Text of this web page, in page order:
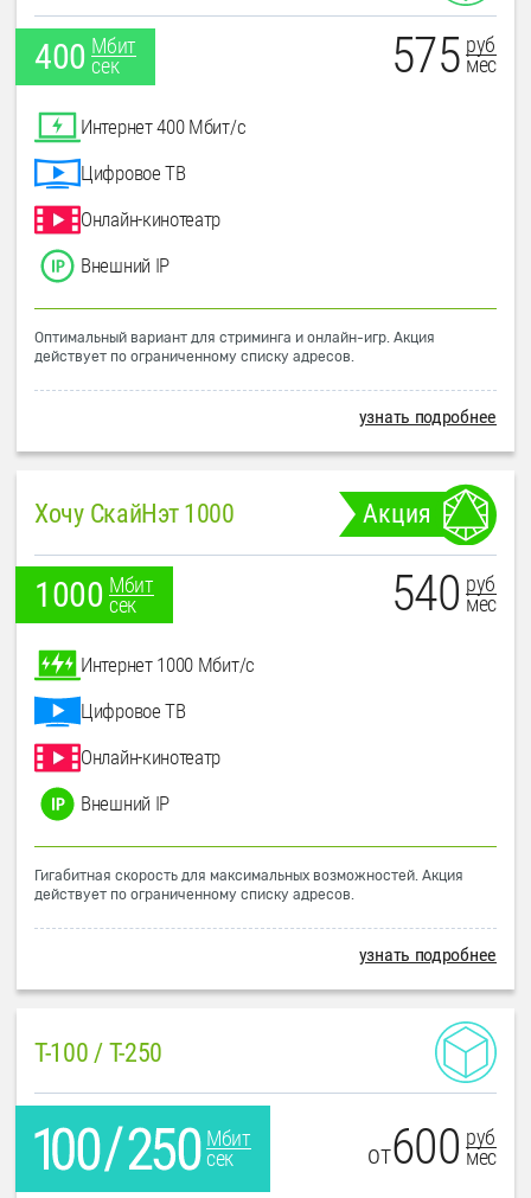
400 Мбит
сек
575 руб
мес
Интернет 400 Мбит/с
Цифровое ТВ
Онлайн-кинотеатр
Внешний IP
Оптимальный вариант для стриминга и онлайн-игр. Акция
действует по ограниченному списку адресов.
узнать подробнее
Хочу СкайНэт 1000 Акция
1000 Мбит
сек
540 руб
мес
Интернет 1000 Мбит/с
Цифровое ТВ
Онлайн-кинотеатр
Внешний IP
Гигабитная скорость для максимальных возможностей. Акция
действует по ограниченному списку адресов.
узнать подробнее
T-100 / T-250
Мбит
сек
от600 руб
мес